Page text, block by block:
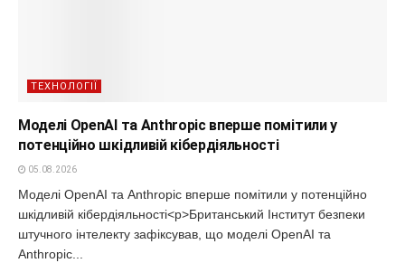
ТЕХНОЛОГІЇ
Моделі OpenAI та Anthropic вперше помітили у
потенційно шкідливій кібердіяльності
05.08.2026
Моделі OpenAI та Anthropic вперше помітили у потенційно
шкідливій кібердіяльності<p>Британський Інститут безпеки
штучного інтелекту зафіксував, що моделі OpenAI та
Anthropic...